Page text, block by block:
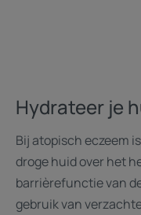
Hydrateer je
Bij atopisch eczeem
droge huid over het
barrièrefunctie van
gebruik van